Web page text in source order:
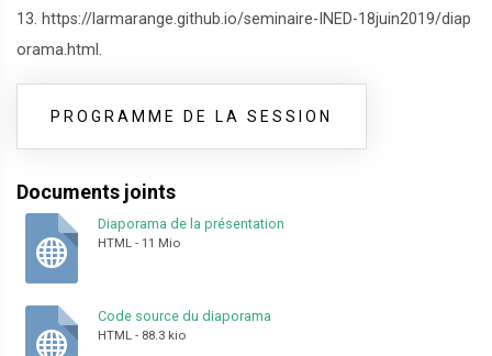
13. https://larmarange.github.io/seminaire-INED-18juin2019/diap
orama.html.
PROGRAMME DE LA SESSION
Documents joints
Diaporama de la présentation
HTML - 11 Mio
Code source du diaporama
HTML - 88.3 kio